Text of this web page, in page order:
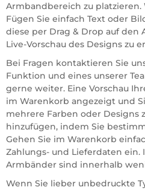
Armbandbereich zu platzieren.
Fügen Sie einfach Text oder
diese per Drag & Drop auf den
Live-Vorschau des Designs zu
Bei Fragen kontaktieren Sie
Funktion und eines unserer
gerne weiter. Eine Vorschau
im Warenkorb angezeigt und
mehrere Farben oder Designs
hinzufügen, indem Sie
Gehen Sie im Warenkorb
Zahlungs- und Lieferdaten ein.
Armbänder sind innerhalb
Wenn Sie lieber unbedruckte